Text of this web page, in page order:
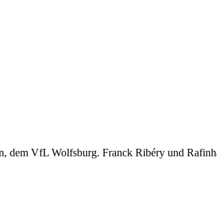
VfL Wolfsburg. Franck Ribéry und